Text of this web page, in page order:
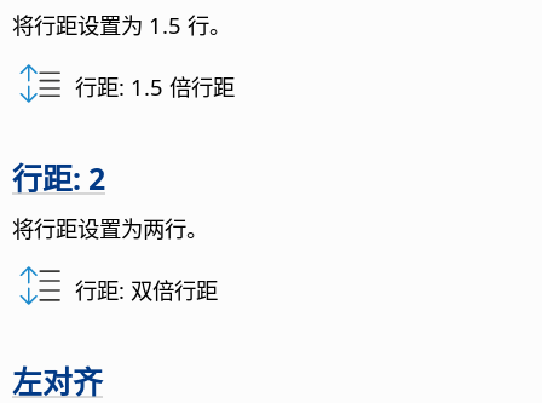
将行距设置为 1.5 行。
行距: 1.5 倍行距
行距: 2
将行距设置为两行。
行距: 双倍行距
左对齐